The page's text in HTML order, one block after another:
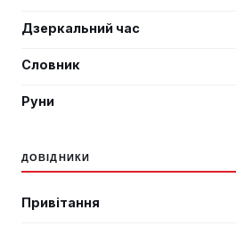
Дзеркальний час
Словник
Руни
ДОВІДНИКИ
Привітання